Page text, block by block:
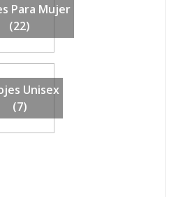
Para Mujer
(22)
Unisex
(7)